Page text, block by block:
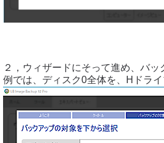
２，ウィザードにそって進め、バ
例では、ディスク0全体を、Hドラ